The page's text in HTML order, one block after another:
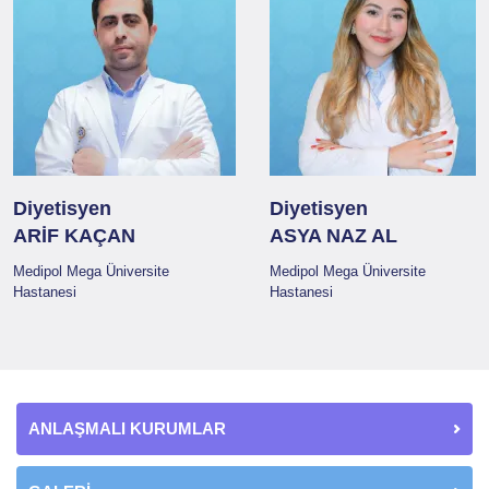
Diyetisyen
ARİF KAÇAN
Medipol Mega Üniversite
Hastanesi
Diyetisyen
ASYA NAZ AL
Medipol Mega Üniversite
Hastanesi
ANLAŞMALI KURUMLAR